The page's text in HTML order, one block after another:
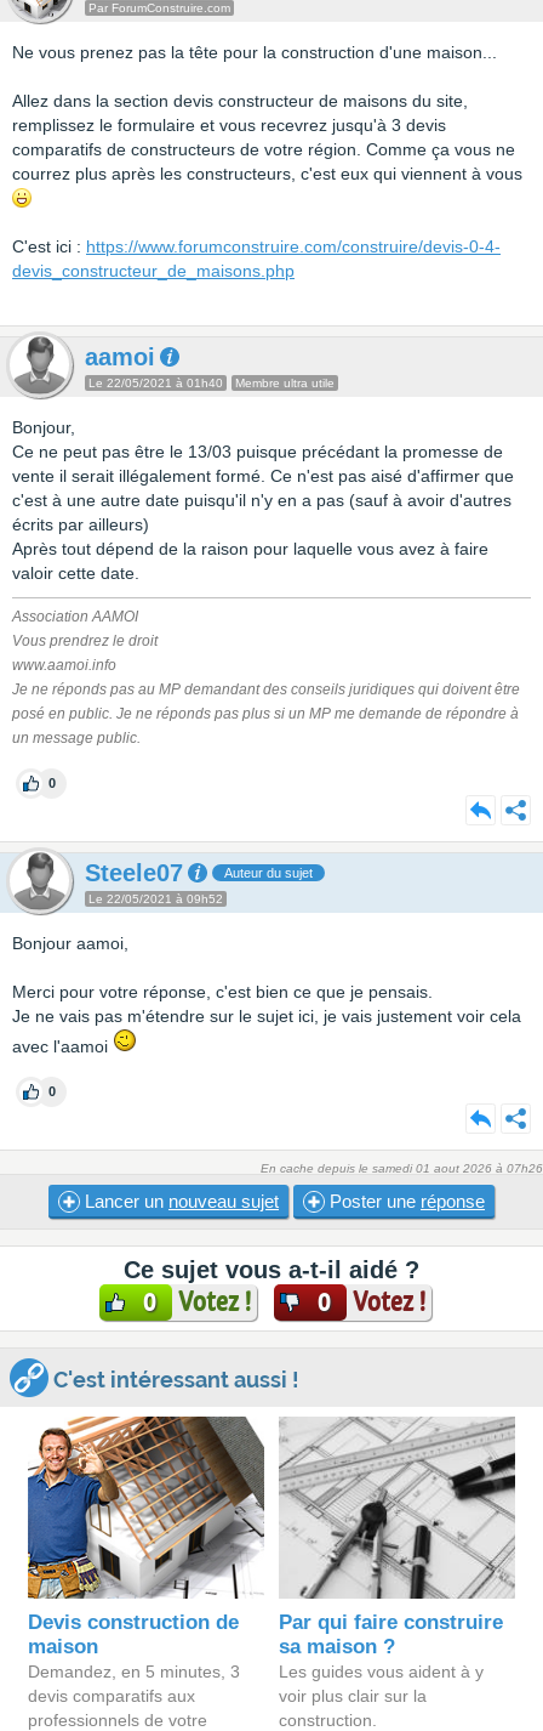
Par ForumConstruire.com
Ne vous prenez pas la tête pour la construction d'une maison...
Allez dans la section devis constructeur de maisons du site,
remplissez le formulaire et vous recevrez jusqu'à 3 devis
comparatifs de constructeurs de votre région. Comme ça vous ne
courrez plus après les constructeurs, c'est eux qui viennent à vous
C'est ici : https://www.forumconstruire.com/construire/devis-0-4-
devis_constructeur_de_maisons.php
aamoi
Le 22/05/2021 à 01h40 Membre ultra utile
Bonjour,
Ce ne peut pas être le 13/03 puisque précédant la promesse de
vente il serait illégalement formé. Ce n'est pas aisé d'affirmer que
c'est à une autre date puisqu'il n'y en a pas (sauf à avoir d'autres
écrits par ailleurs)
Après tout dépend de la raison pour laquelle vous avez à faire
valoir cette date.
Association AAMOI
Vous prendrez le droit
www.aamoi.info
Je ne réponds pas au MP demandant des conseils juridiques qui doivent être
posé en public. Je ne réponds pas plus si un MP me demande de répondre à
un message public.
0
Steele07 Auteur du sujet
Le 22/05/2021 à 09h52
Bonjour aamoi,
Merci pour votre réponse, c'est bien ce que je pensais.
Je ne vais pas m'étendre sur le sujet ici, je vais justement voir cela
avec l'aamoi
0
En cache depuis le samedi 01 aout 2026 à 07h26
Lancer un nouveau sujet Poster une réponse
Ce sujet vous a-t-il aidé ?
0 Votez ! 0 Votez !
C'est intéressant aussi !
Devis construction de
maison
Demandez, en 5 minutes, 3
devis comparatifs aux
professionnels de votre
Par qui faire construire
sa maison ?
Les guides vous aident à y
voir plus clair sur la
construction.